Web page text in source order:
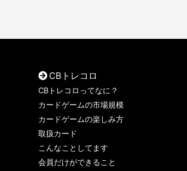
CBトレコロ
CBトレコロってなに？
カードゲームの市場規模
カードゲームの楽しみ方
取扱カード
こんなことしてます
会員だけができること